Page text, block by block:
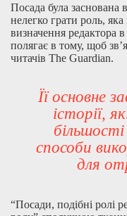
Посада була заснована
нелегко грати роль,
визначення редактора
полягає в тому, щоб
читачів The Guardian.
Її основне
історії,
способи
для
“Посади, подібні ролі